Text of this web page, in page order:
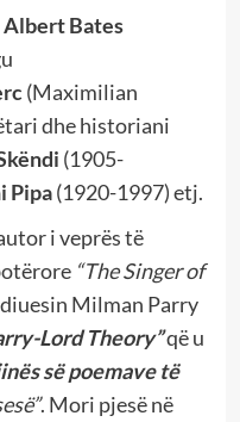
Albert Bates
(Maximilian
dhe historiani
(1905-
Pipa (1920-1997) etj.
i veprës të
“The Singer of
Milman Parry
Lord Theory”që u
së poemave të
. Mori pjesë në